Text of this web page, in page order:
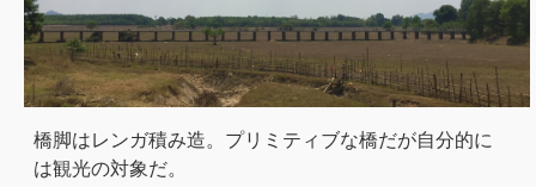
橋脚はレンガ積み造。プリミティブな橋だが自分的に
は観光の対象だ。